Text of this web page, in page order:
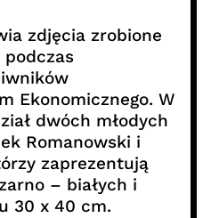
zdjęcia zrobione
Ekonomicznego. W
dwóch młodych
Romanowski i
zaprezentują
– białych i
30 x 40 cm.